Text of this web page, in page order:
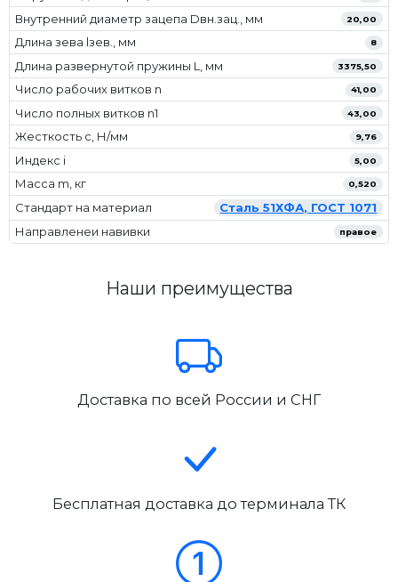
Внутренний диаметр зацепа Dвн.зац., мм 20,00
Длина зева lзев., мм 8
Длина развернутой пружины L, мм 3375,50
Число рабочих витков n 41,00
Число полных витков n1 43,00
Жесткость с, Н/мм 9,76
Индекс i 5,00
Масса m, кг 0,520
Стандарт на материал
Сталь 51ХФА, ГОСТ 1071
Направленеи навивки
правое
Наши преимущества
Доставка по всей России и СНГ
Бесплатная доставка до терминала ТК